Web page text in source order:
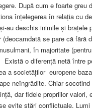
După cum e foarte greu
înțelegerea în relația cu
au deschis inimile și brațele
se pare că fără
în majoritate
o diferență netă între
a societăților europene
neîngrădite. Chiar socotind
dar fidele propriilor valori,
evite stări conflictuale. Lumi